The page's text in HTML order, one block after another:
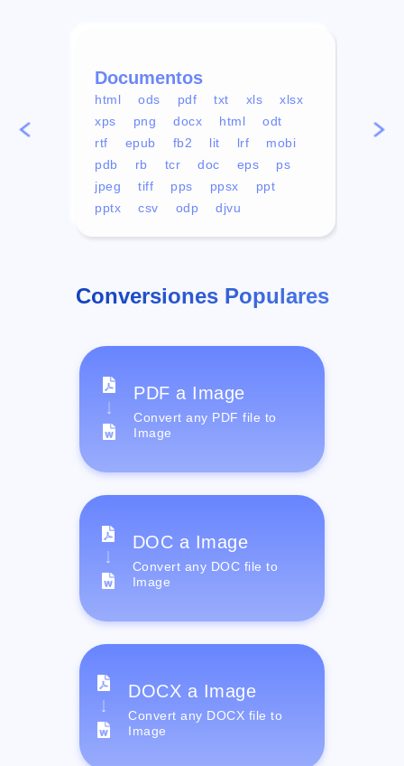
Documentos
html ods pdf txt xls
xlsx
xps
png docx html
odt
rtf
epub fb2 lit lrf
mobi
pdb
rb tcr doc eps
ps
jpeg
tiff pps ppsx
ppt
pptx
csv odp djvu
mp4
Conversiones Populares
PDF a Image
Convert any PDF file to
Image
DOC a Image
Convert any DOC file to
Image
DOCX a Image
Convert any DOCX file to
Image